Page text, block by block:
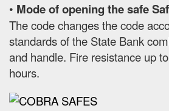
• Mode of opening the safe
The code changes the code
standards of the State Bank
and handle. Fire resistance up
hours.